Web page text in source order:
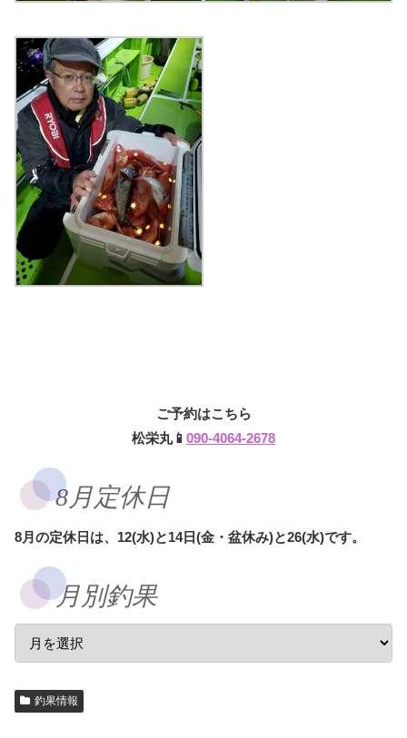
ご予約はこちら
松栄丸📱 090-4064-2678
8月定休日
8月の定休日は、12(水)と14日(金・盆休み)と26(水)です。
月別釣果
釣果情報